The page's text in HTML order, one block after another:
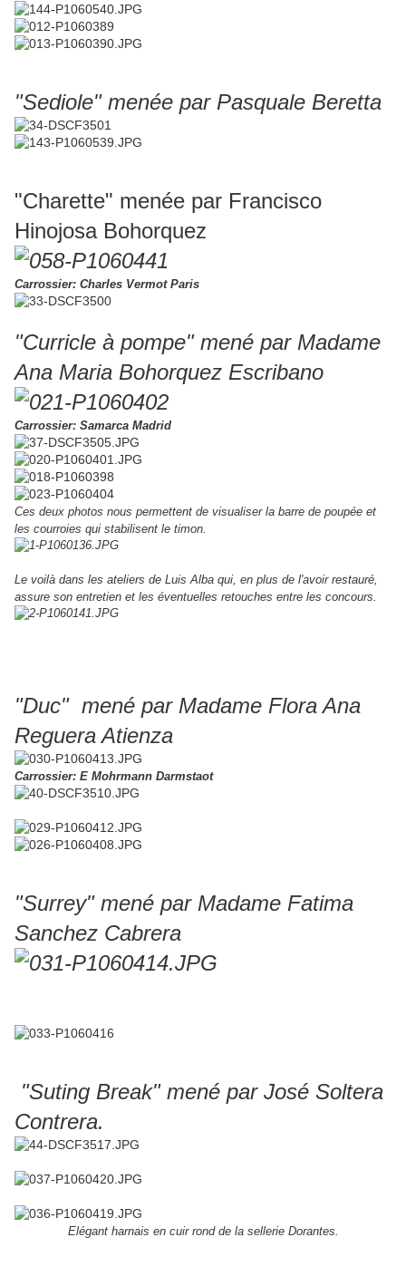
"Sediole" menée par Pasquale Beretta
"Charette" menée par Francisco
Hinojosa Bohorquez
Carrossier: Charles Vermot Paris
"Curricle à pompe" mené par Madame
Ana Maria Bohorquez Escribano
Carrossier: Samarca Madrid
Ces deux photos nous permettent de visualiser la barre de poupée et
les courroies qui stabilisent le timon.
Le voilà dans les ateliers de Luis Alba qui, en plus de l'avoir restauré,
assure son entretien et les éventuelles retouches entre les concours.
"Duc" mené par Madame Flora Ana
Reguera Atienza
Carrossier: E Mohrmann Darmstaot
"Surrey" mené par Madame Fatima
Sanchez Cabrera
"Suting Break" mené par José Soltera
Contrera.
Elégant harnais en cuir rond de la sellerie Dorantes.